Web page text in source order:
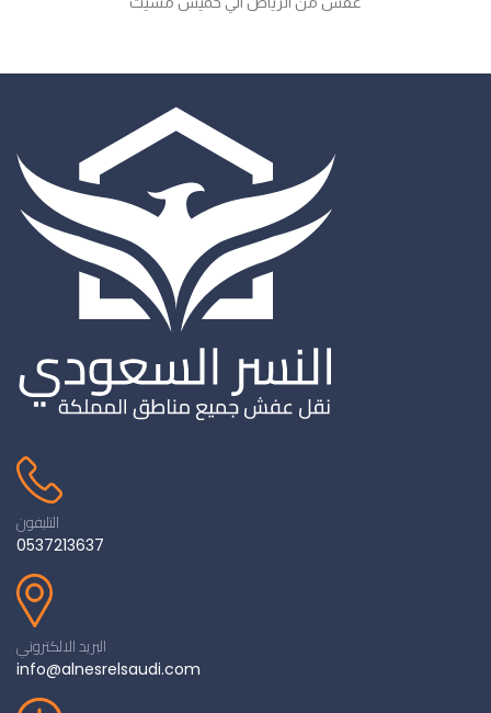
التليفون
0537213637
البريد الالكتروني
info@alnesrelsaudi.com